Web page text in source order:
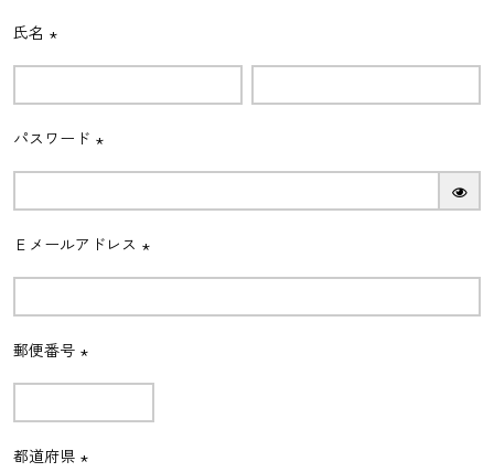
氏名
(必
パスワード
(必
Ｅメールアドレス
(必
郵便番号
(必
都道府県